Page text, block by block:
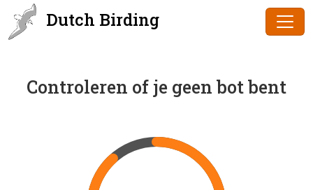
Dutch Birding
Controleren of je geen bot bent